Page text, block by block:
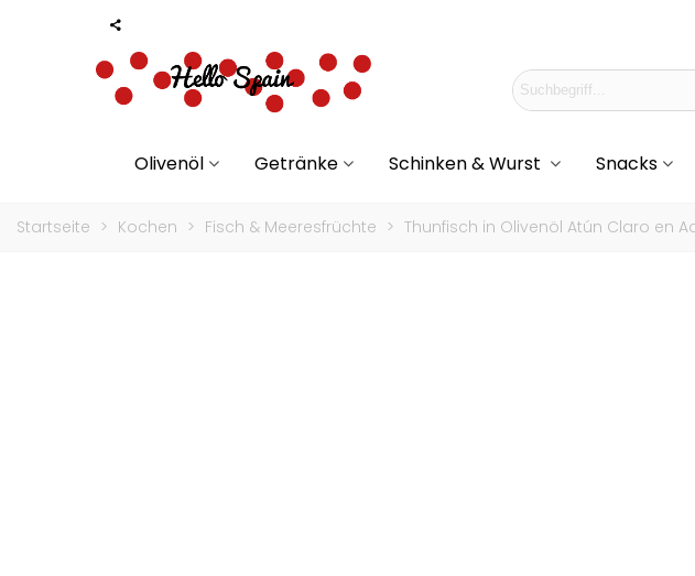
Olivenöl Getränke Schinken & Wurst Snacks
Startseite > Kochen > Fisch & Meeresfrüchte > Thunfisch in Olivenöl Atún Claro en